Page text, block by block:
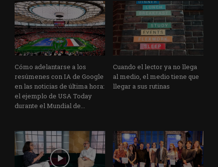
Cómo adelantarse a los
resúmenes con IA de Google
en las noticias de última hora:
el ejemplo de USA Today
durante el Mundial de...
Cuando el lector ya no llega
al medio, el medio tiene que
llegar a sus rutinas